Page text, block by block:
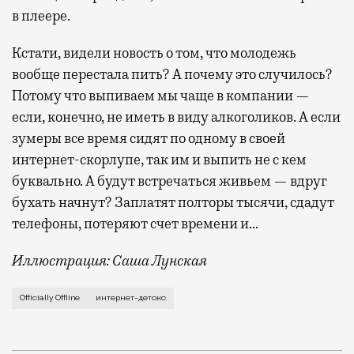
в плеере.
Кстати, видели новость о том, что молодежь
вообще перестала пить? А почему это случилось?
Потому что выпиваем мы чаще в компании —
если, конечно, не иметь в виду алкоголиков. А если
зумеры все время сидят по одному в своей
интернет-скорлупе, так им и выпить не с кем
буквально. А будут встречаться живьем — вдруг
бухать начнут? Заплатят полторы тысячи, сдадут
телефоны, потеряют счет времени и…
Иллюстрация: Саша Лунская
Когда только начались проблемы с мобильным и
Officially Offline интернет-детокс